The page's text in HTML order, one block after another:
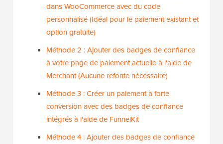
dans WooCommerce avec du code
personnalisé (Idéal pour le paiement existant et
option gratuite)
Méthode 2 : Ajouter des badges de confiance
à votre page de paiement actuelle à l'aide de
Merchant (Aucune refonte nécessaire)
Méthode 3 : Créer un paiement à forte
conversion avec des badges de confiance
intégrés à l'aide de FunnelKit
Méthode 4 : Ajouter des badges de confiance